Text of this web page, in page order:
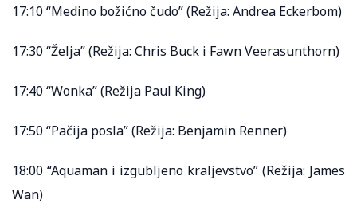
17:10 “Medino božićno čudo” (Režija: Andrea Eckerbom)
17:30 “Želja” (Režija: Chris Buck i Fawn Veerasunthorn)
17:40 “Wonka” (Režija Paul King)
17:50 “Pačija posla” (Režija: Benjamin Renner)
18:00 “Aquaman i izgubljeno kraljevstvo” (Režija: James
Wan)